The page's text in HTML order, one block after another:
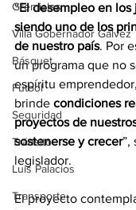
Gremiales
Villa Gobernador Gálvez
Básquet
Fútbol
Seguridad
Tránsito
Luis Palacios
Transporte
“El desempleo en los
siendo uno de los
de nuestro país. Por
un programa que no
espíritu
brinde condiciones
proyectos de
sostenerse y crecer”,
legislador.
El proyecto